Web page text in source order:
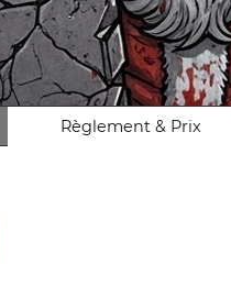
Règlement & Prix